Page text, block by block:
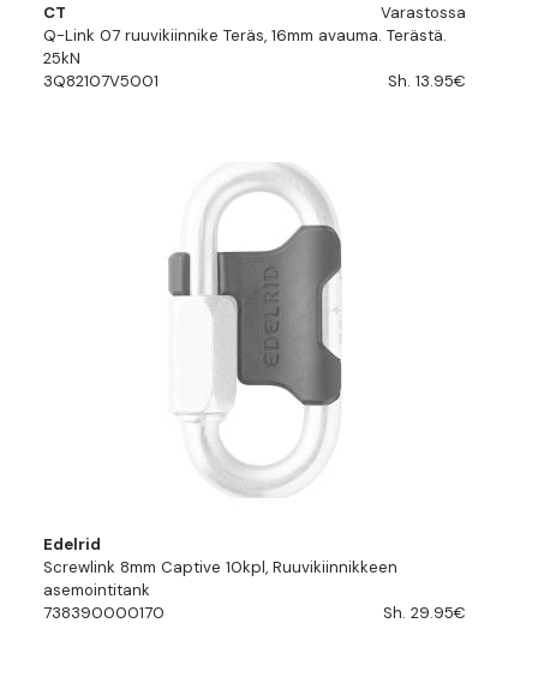
CT
Varastossa
Q-Link 07 ruuvikiinnike Teräs, 16mm avauma. Terästä.
25kN
3Q82107V5001
Sh. 13.95€
Edelrid
Screwlink 8mm Captive 10kpl, Ruuvikiinnikkeen
asemointitank
738390000170
Sh. 29.95€